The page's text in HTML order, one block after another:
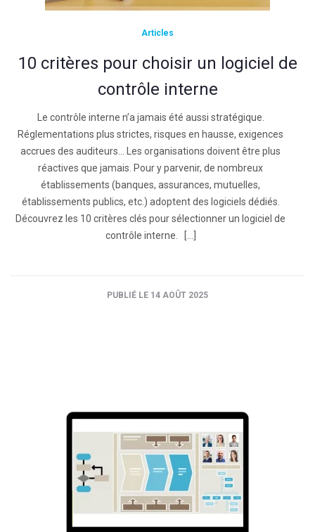
Articles
10 critères pour choisir un logiciel de
contrôle interne
Le contrôle interne n’a jamais été aussi stratégique.
Réglementations plus strictes, risques en hausse, exigences
accrues des auditeurs… Les organisations doivent être plus
réactives que jamais. Pour y parvenir, de nombreux
établissements (banques, assurances, mutuelles,
établissements publics, etc.) adoptent des logiciels dédiés.
Découvrez les 10 critères clés pour sélectionner un logiciel de
contrôle interne. […]
PUBLIÉ LE 14 AOÛT 2025